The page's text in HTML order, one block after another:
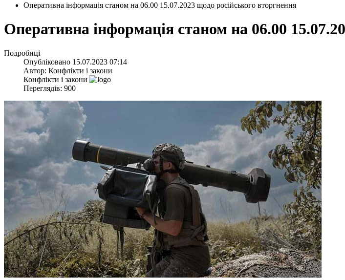
​Оперативна інформація станом на 06.00 15.07.2023 щодо російського вторгнення
​Оперативна інформація станом на 06.00
Подробиці
Опубліковано 15.07.2023 07:14
Автор: Конфлікти і закони
Конфлікти і закони
Переглядів: 900